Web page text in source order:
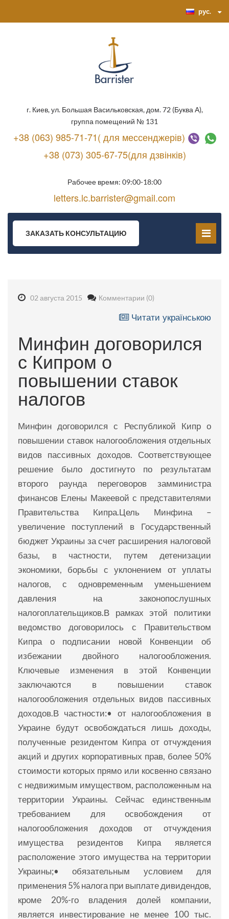
рус.
г. Киев, ул. Большая Васильковская, дом. 72 (Буква А),
группа помещений № 131
+38 (063) 985-71-71( для мессенджерів)
+38 (073) 305-67-75(для дзвінків)
Рабочее время: 09:00-18:00
letters.lc.barrister@gmail.com
ЗАКАЗАТЬ КОНСУЛЬТАЦИЮ
02 августа 2015 Комментарии (0)
Читати українською
Минфин договорился
с Кипром о
повышении ставок
налогов
Минфин договорился с Республикой Кипр о
повышении ставок налогообложения отдельных
видов пассивных доходов. Соответствующее
решение было достигнуто по результатам
второго раунда переговоров замминистра
финансов Елены Макеевой с представителями
Правительства Кипра.Цель Минфина –
увеличение поступлений в Государственный
бюджет Украины за счет расширения налоговой
базы, в частности, путем детенизации
экономики, борьбы с уклонением от уплаты
налогов, с одновременным уменьшением
давления на законопослушных
налогоплательщиков.В рамках этой политики
ведомство договорилось с Правительством
Кипра о подписании новой Конвенции об
избежании двойного налогообложения.
Ключевые изменения в этой Конвенции
заключаются в повышении ставок
налогообложения отдельных видов пассивных
доходов.В частности:• от налогообложения в
Украине будут освобождаться лишь доходы,
полученные резидентом Кипра от отчуждения
акций и других корпоративных прав, более 50%
стоимости которых прямо или косвенно связано
с недвижимым имуществом, расположенным на
территории Украины. Сейчас единственным
требованием для освобождения от
налогообложения доходов от отчуждения
имущества резидентов Кипра является
расположение этого имущества на территории
Украины;• обязательным условием для
применения 5% налога при выплате дивидендов,
кроме 20%-го владения долей компании,
является инвестирование не менее 100 тыс.